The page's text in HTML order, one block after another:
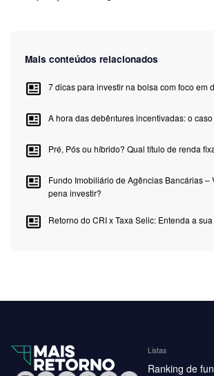
Mais conteúdos relacionados
7 dicas para investir na bolsa com foco em
A hora das debêntures incentivadas: o
Pré, Pós ou híbrido? Qual título de renda
Fundo Imobiliário de Agências Bancárias –
pena investir?
Retorno do CRI x Taxa Selic: Entenda a
Listas
Ranking de